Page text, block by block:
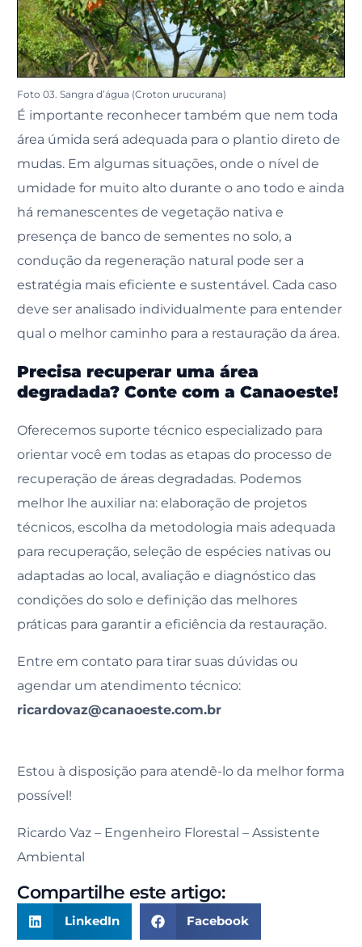
Foto 03. Sangra d’água (Croton urucurana)
É importante reconhecer também que nem toda
área úmida será adequada para o plantio direto de
mudas. Em algumas situações, onde o nível de
umidade for muito alto durante o ano todo e ainda
há remanescentes de vegetação nativa e
presença de banco de sementes no solo, a
condução da regeneração natural pode ser a
estratégia mais eficiente e sustentável. Cada caso
deve ser analisado individualmente para entender
qual o melhor caminho para a restauração da área.
Precisa recuperar uma área
degradada? Conte com a Canaoeste!
Oferecemos suporte técnico especializado para
orientar você em todas as etapas do processo de
recuperação de áreas degradadas. Podemos
melhor lhe auxiliar na: elaboração de projetos
técnicos, escolha da metodologia mais adequada
para recuperação, seleção de espécies nativas ou
adaptadas ao local, avaliação e diagnóstico das
condições do solo e definição das melhores
práticas para garantir a eficiência da restauração.
Entre em contato para tirar suas dúvidas ou
agendar um atendimento técnico:
ricardovaz@canaoeste.com.br
Estou à disposição para atendê-lo da melhor forma
possível!
Ricardo Vaz – Engenheiro Florestal – Assistente
Ambiental
Compartilhe este artigo:
LinkedIn Facebook